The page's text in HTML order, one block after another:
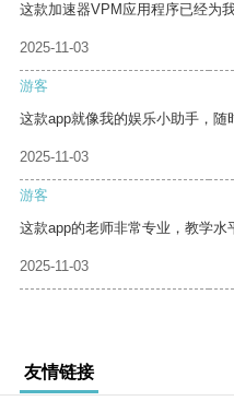
这款加速器VPM应用程序已经为
2025-11-03
游客
这款app就像我的娱乐小助手，随
2025-11-03
游客
这款app的老师非常专业，教学水
2025-11-03
友情链接